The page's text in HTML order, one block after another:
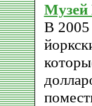
Музей
В 2005